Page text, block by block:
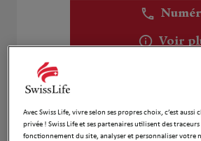
Voir
7.29 km
18B Rue des Lilas
67190 Mutzig
Avec Swiss Life, vivre selon ses propres choix, c’est aussi
privée ! Swiss Life et ses partenaires utilisent des
fonctionnement du site, analyser et personnaliser votre